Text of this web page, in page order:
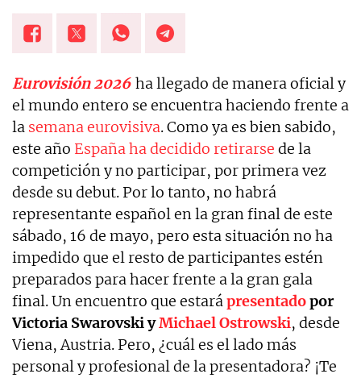
Eurovisión 2026 ha llegado de manera oficial y
el mundo entero se encuentra haciendo frente a
la semana eurovisiva. Como ya es bien sabido,
este año España ha decidido retirarse de la
competición y no participar, por primera vez
desde su debut. Por lo tanto, no habrá
representante español en la gran final de este
sábado, 16 de mayo, pero esta situación no ha
impedido que el resto de participantes estén
preparados para hacer frente a la gran gala
final. Un encuentro que estarápresentadopor
Victoria Swarovski yMichael Ostrowski, desde
Viena, Austria. Pero, ¿cuál es el lado más
personal y profesional de la presentadora? ¡Te